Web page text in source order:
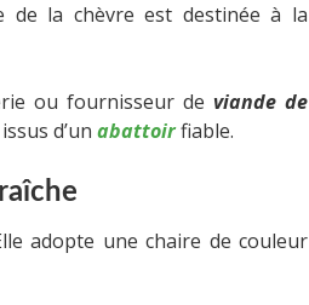
de la chèvre est destinée à la
ou fournisseur de viande de
d’un abattoirfiable.
adopte une chaire de couleur